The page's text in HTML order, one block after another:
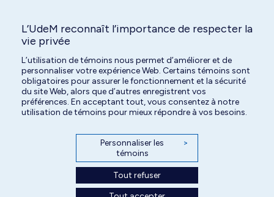
Partagez!
Share
on
Facebook
Share
on
X
Share
on
LinkedIn
L’UdeM reconnaît l’importance de respecter la
vie privée
L’utilisation de témoins nous permet d’améliorer et de
personnaliser votre expérience Web. Certains témoins sont
obligatoires pour assurer le fonctionnement et la sécurité
du site Web, alors que d’autres enregistrent vos
préférences. En acceptant tout, vous consentez à notre
utilisation de témoins pour mieux répondre à vos besoins.
Personnaliser les
témoins
>
Tout refuser